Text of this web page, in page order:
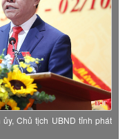
Chủ tịch UBND tỉnh phát